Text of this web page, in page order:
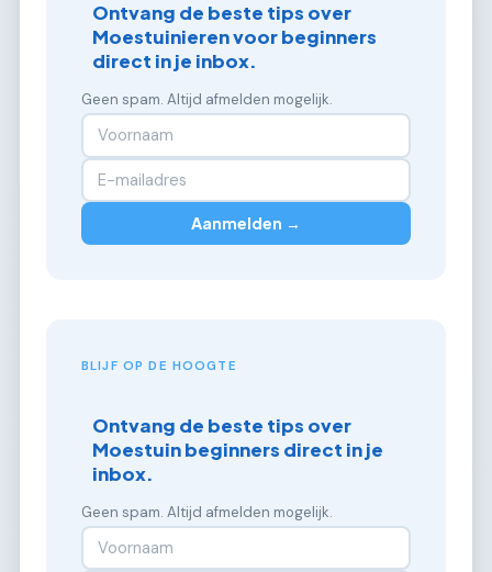
Ontvang de beste tips over
Moestuinieren voor beginners
direct in je inbox.
Geen spam. Altijd afmelden mogelijk.
Aanmelden →
BLIJF OP DE HOOGTE
Ontvang de beste tips over
Moestuin beginners direct in je
inbox.
Geen spam. Altijd afmelden mogelijk.